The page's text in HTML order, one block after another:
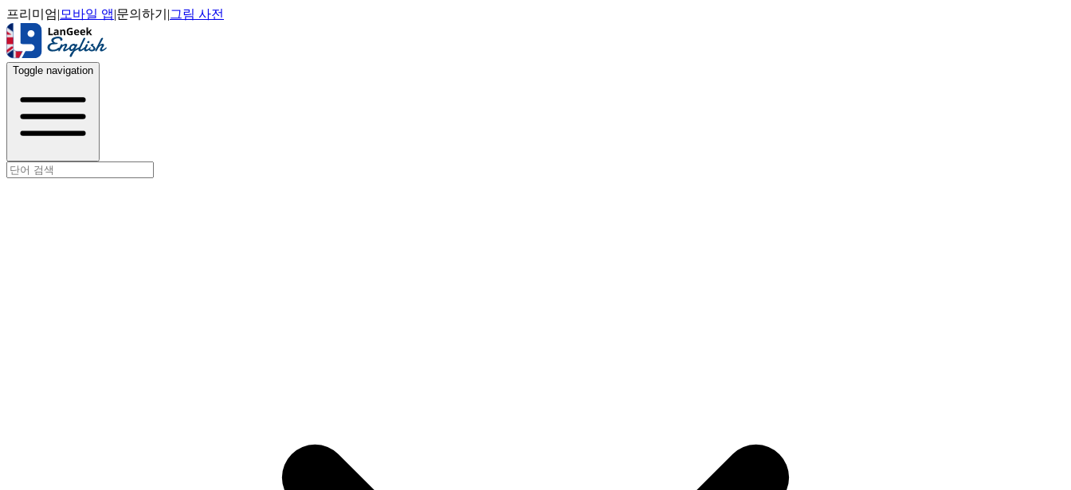
프리미엄| 모바일 앱|문의하기 |그림 사전
Toggle navigation